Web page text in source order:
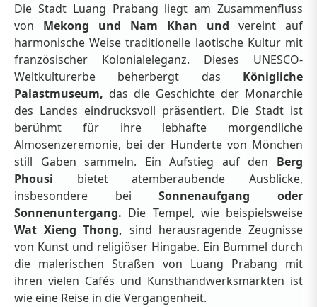
Die Stadt Luang Prabang liegt am Zusammenfluss
von Mekong und Nam Khan und vereint auf
harmonische Weise traditionelle laotische Kultur mit
französischer Kolonialeleganz. Dieses UNESCO-
Weltkulturerbe beherbergt das Königliche
Palastmuseum, das die Geschichte der Monarchie
des Landes eindrucksvoll präsentiert. Die Stadt ist
berühmt für ihre lebhafte morgendliche
Almosenzeremonie, bei der Hunderte von Mönchen
still Gaben sammeln. Ein Aufstieg auf den Berg
Phousi bietet atemberaubende Ausblicke,
insbesondere beiSonnenaufgang oder
Sonnenuntergang. Die Tempel, wie beispielsweise
Wat Xieng Thong, sind herausragende Zeugnisse
von Kunst und religiöser Hingabe. Ein Bummel durch
die malerischen Straßen von Luang Prabang mit
ihren vielen Cafés und Kunsthandwerksmärkten ist
wie eine Reise in die Vergangenheit.